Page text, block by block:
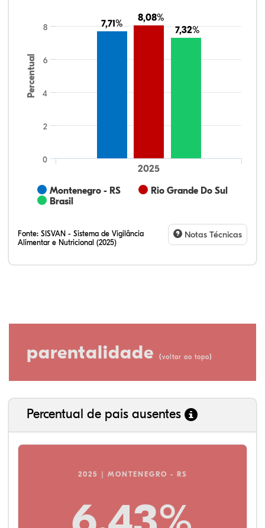
Percentual
7,71%
7,71%
8,08%
8,08%
7,32%
7,32%
Montenegro - RS
Rio Grande Do Sul
Brasil
2025
0
2
4
6
8
Fonte: SISVAN - Sistema de Vigilância
Alimentar e Nutricional (2025)
Notas Técnicas
parentalidade (voltar ao topo)
Percentual de pais ausentes
2025 | MONTENEGRO - RS